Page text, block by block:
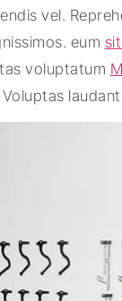
vel.
eum
voluptatum